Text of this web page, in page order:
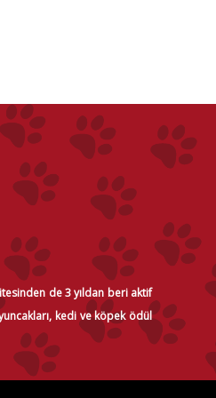
de 3 yıldan beri aktif
kedi ve köpek ödül